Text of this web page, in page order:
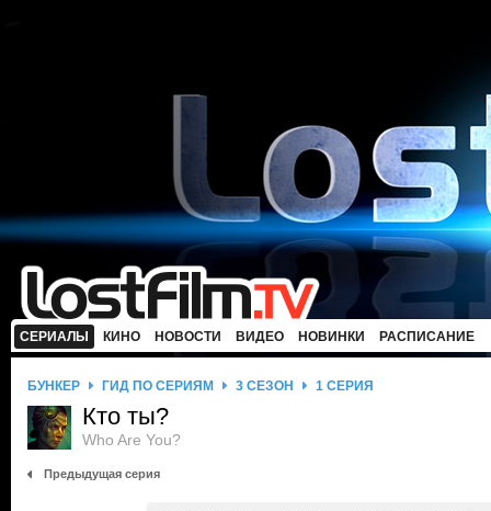
СЕРИАЛЫ КИНО НОВОСТИ ВИДЕО НОВИНКИ РАСПИСАНИЕ
БУНКЕР ГИД ПО СЕРИЯМ 3 СЕЗОН 1 СЕРИЯ
Кто ты?
Who Are You?
Предыдущая серия